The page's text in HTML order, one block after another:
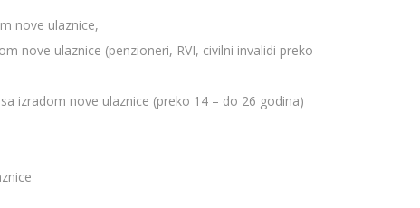
nove ulaznice,
nove ulaznice (penzioneri, RVI, civilni invalidi preko
izradom nove ulaznice (preko 14 – do 26 godina)